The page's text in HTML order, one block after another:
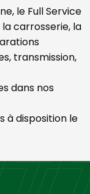
le Full Service
carrosserie, la
transmission,
dans nos
à disposition le